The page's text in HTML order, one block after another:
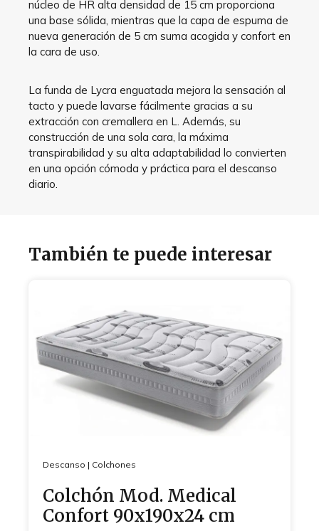
núcleo de HR alta densidad de 15 cm proporciona
una base sólida, mientras que la capa de espuma de
nueva generación de 5 cm suma acogida y confort en
la cara de uso.
La funda de Lycra enguatada mejora la sensación al
tacto y puede lavarse fácilmente gracias a su
extracción con cremallera en L. Además, su
construcción de una sola cara, la máxima
transpirabilidad y su alta adaptabilidad lo convierten
en una opción cómoda y práctica para el descanso
diario.
También te puede interesar
Descanso | Colchones
Colchón Mod. Medical
Confort 90x190x24 cm